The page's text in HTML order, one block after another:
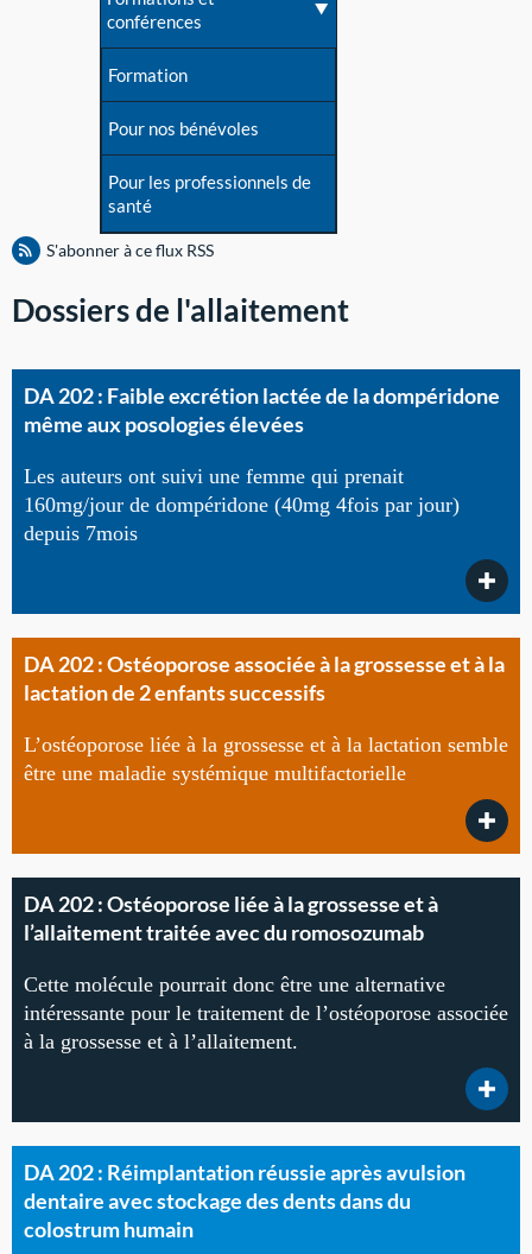
conférences
Formation
Pour nos bénévoles
Pour les professionnels de
santé
S'abonner à ce flux RSS
Dossiers de l'allaitement
DA 202 : Faible excrétion lactée de la dompéridone
même aux posologies élevées
Les auteurs ont suivi une femme qui prenait
160mg/jour de dompéridone (40mg 4fois par jour)
depuis 7mois
DA 202 : Ostéoporose associée à la grossesse et à la
lactation de 2 enfants successifs
L’ostéoporose liée à la grossesse et à la lactation semble
être une maladie systémique multifactorielle
DA 202 : Ostéoporose liée à la grossesse et à
l’allaitement traitée avec du romosozumab
Cette molécule pourrait donc être une alternative
intéressante pour le traitement de l’ostéoporose associée
à la grossesse et à l’allaitement.
DA 202 : Réimplantation réussie après avulsion
dentaire avec stockage des dents dans du
colostrum humain